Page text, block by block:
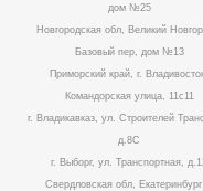
дом №25
Новгородская обл, Великий
Базовый пер, дом №13
Приморский край, г.
Командорская улица, 11с11
г. Владикавказ, ул. Строителей
д.8С
г. Выборг, ул. Транспортная,
Свердловская обл, Екатеринбург